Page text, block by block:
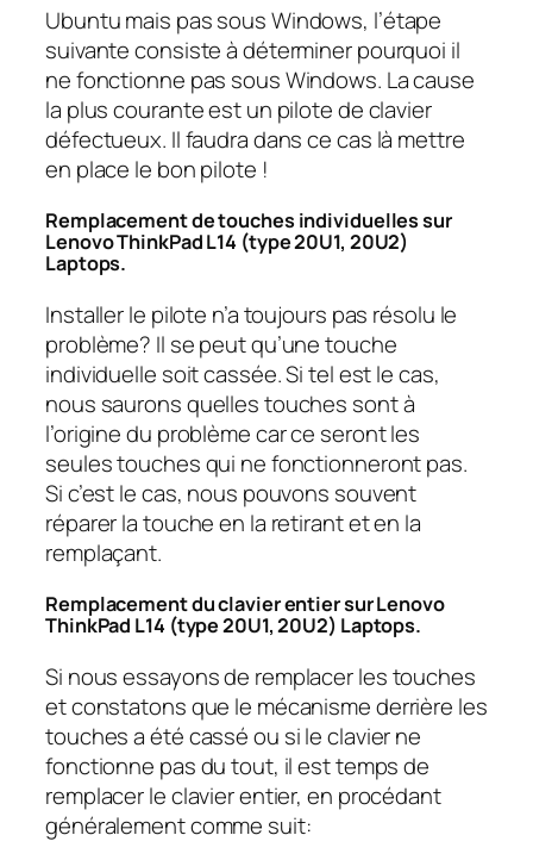
Ubuntu mais pas sous Windows, l’étape
suivante consiste à déterminer pourquoi il
ne fonctionne pas sous Windows. La cause
la plus courante est un pilote de clavier
défectueux. Il faudra dans ce cas là mettre
en place le bon pilote !
Remplacement de touches individuelles sur
Lenovo ThinkPad L14 (type 20U1, 20U2)
Laptops.
Installer le pilote n’a toujours pas résolu le
problème? Il se peut qu’une touche
individuelle soit cassée. Si tel est le cas,
nous saurons quelles touches sont à
l’origine du problème car ce seront les
seules touches qui ne fonctionneront pas.
Si c’est le cas, nous pouvons souvent
réparer la touche en la retirant et en la
remplaçant.
Remplacement du clavier entier sur Lenovo
ThinkPad L14 (type 20U1, 20U2) Laptops.
Si nous essayons de remplacer les touches
et constatons que le mécanisme derrière les
touches a été cassé ou si le clavier ne
fonctionne pas du tout, il est temps de
remplacer le clavier entier, en procédant
généralement comme suit: